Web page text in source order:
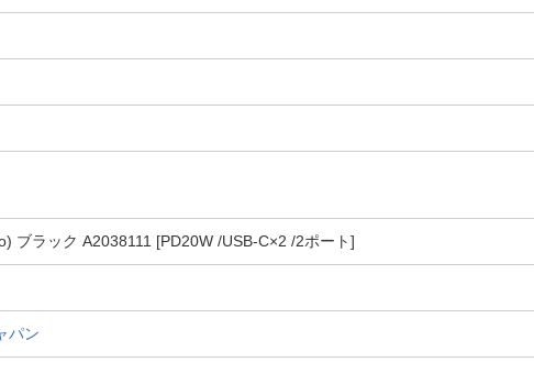
ブラック A2038111 [PD20W /USB-C×2 /2ポート]
パン